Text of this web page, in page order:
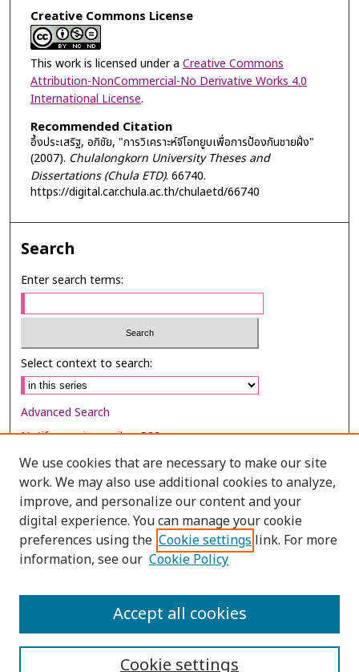
Creative Commons License
This work is licensed under a Creative Commons
Attribution-NonCommercial-No Derivative Works 4.0
International License.
Recommended Citation
อึ้งประเสริฐ, อภิชัย, "การวิเคราะห์จีโอทยูบเพื่อการป้องกันชายฝั่ง"
(2007). Chulalongkorn University Theses and
Dissertations (Chula ETD). 66740.
https://digital.car.chula.ac.th/chulaetd/66740
Search
Enter search terms:
Select context to search:
Advanced Search
Notify me via email orRSS
Browse
Collections
Disciplines
Authors
We use cookies that are necessary to make our site
work. We may also use additional cookies to analyze,
improve, and personalize our content and your
digital experience. You can manage your cookie
preferences using the Cookie settings link. For more
information, see our Cookie Policy
Cookie settings
Accept all cookies